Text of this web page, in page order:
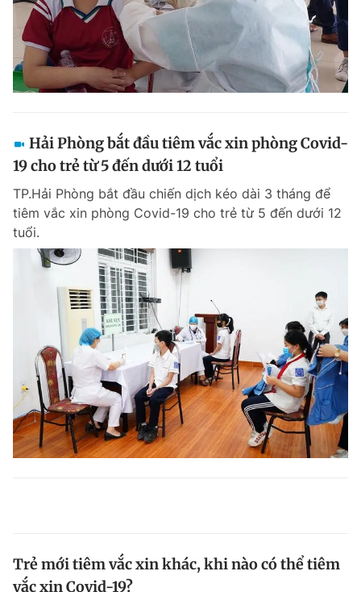
Hải Phòng bắt đầu tiêm vắc xin phòng Covid-
19 cho trẻ từ 5 đến dưới 12 tuổi
TP.Hải Phòng bắt đầu chiến dịch kéo dài 3 tháng để
tiêm vắc xin phòng Covid-19 cho trẻ từ 5 đến dưới 12
tuổi.
Trẻ mới tiêm vắc xin khác, khi nào có thể tiêm
vắc xin Covid-19?